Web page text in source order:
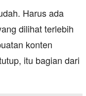
Harus ada
dilihat terlebih
konten
itu bagian dari